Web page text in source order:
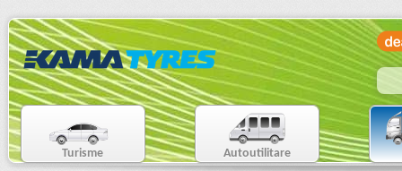
Turisme Autoutilitare